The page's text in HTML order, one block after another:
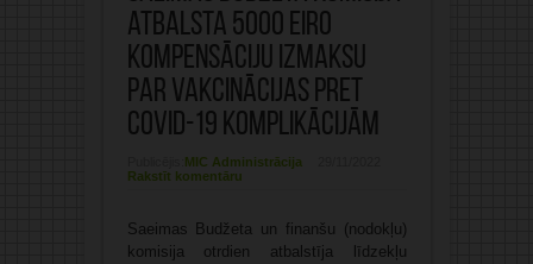
atbalsta 5000 eiro
kompensāciju izmaksu
par vakcinācijas pret
Covid-19 komplikācijām
MIC Administrācija
Rakstīt komentāru
Saeimas Budžeta un finanšu (nodokļu)
komisija otrdien atbalstīja līdzekļu